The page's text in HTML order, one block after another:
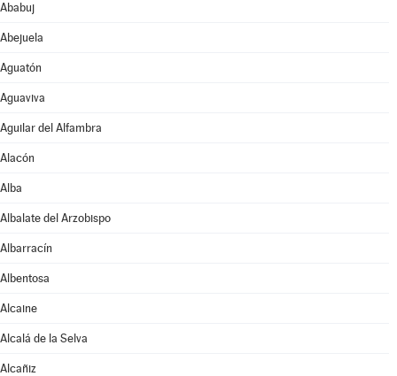
Ababuj
Abejuela
Aguatón
Aguaviva
Aguilar del Alfambra
Alacón
Alba
Albalate del Arzobispo
Albarracín
Albentosa
Alcaine
Alcalá de la Selva
Alcañiz